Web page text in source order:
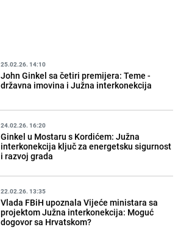
25.02.26. 14:10
John Ginkel sa četiri premijera: Teme -
državna imovina i Južna interkonekcija
24.02.26. 16:20
Ginkel u Mostaru s Kordićem: Južna
interkonekcija ključ za energetsku sigurnost
i razvoj grada
22.02.26. 13:35
Vlada FBiH upoznala Vijeće ministara sa
projektom Južna interkonekcija: Moguć
dogovor sa Hrvatskom?